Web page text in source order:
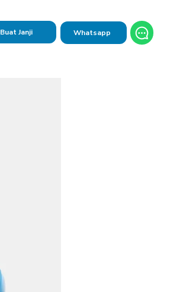
Buat Janji Whatsapp